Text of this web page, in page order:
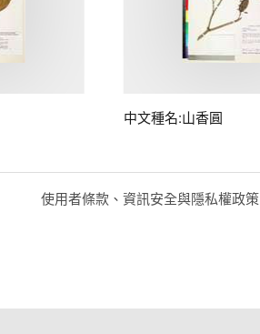
中文種名:山香圓
使用者條款、資訊安全與隱私權政策